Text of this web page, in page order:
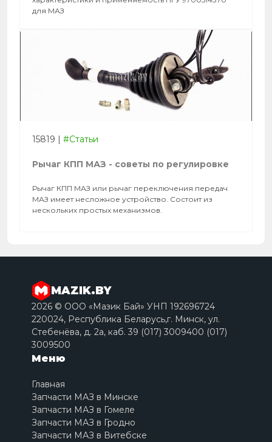
для МАЗ
15819 | #Статьи
Рычаг КПП МАЗ - советы по регулировке
Рычаг КПП МАЗ или рычаг переключения передач
МАЗ имеет несложное устройство. Состоит из
нескольких простых механизмов.
MAZIK.BY
2026 © ООО «Мазик Бай» УНП 192696724
220024, Республика Беларусь,г. Минск, ул.
Стебенёва, д. 2a, каб. 39 (017) 3009400 (017)
3009500
Меню
Главная
Запчасти МАЗ в Минске
Запчасти МАЗ в Гомеле
Запчасти МАЗ в Гродно
Запчасти МАЗ в Витебске